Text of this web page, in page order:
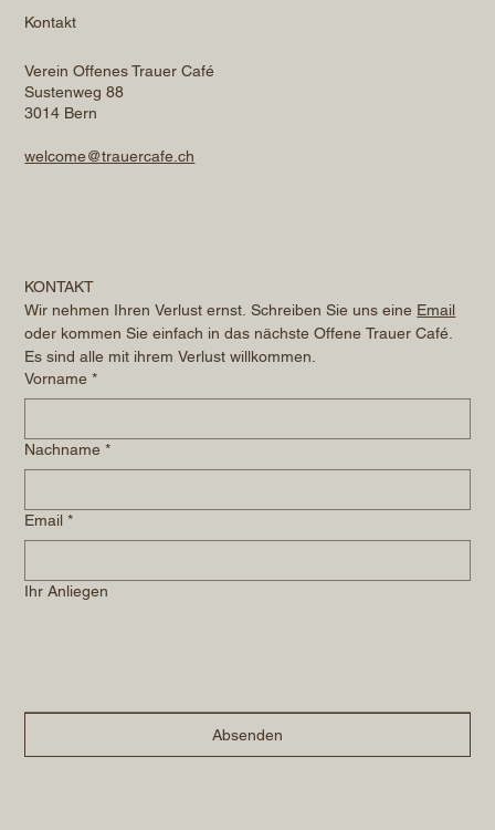
Kontakt
Verein Offenes Trauer Café
Sustenweg 88
3014 Bern
welcome@trauercafe.ch
KONTAKT
Wir nehmen Ihren Verlust ernst. Schreiben Sie uns eine Email
oder kommen Sie einfach in das nächste Offene Trauer Café.
Es sind alle mit ihrem Verlust willkommen.
Vorname *
Nachname *
Email *
Ihr Anliegen
Absenden